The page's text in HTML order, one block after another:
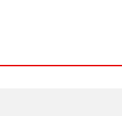
文具 玩具 スポ